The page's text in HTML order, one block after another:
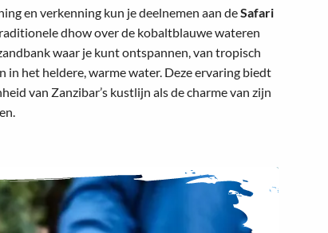
en verkenning kun je deelnemen aan deSafari
dhow over de kobaltblauwe wateren
waar je kunt ontspannen, van tropisch
het heldere, warme water. Deze ervaring biedt
van Zanzibar’s kustlijn als de charme van zijn